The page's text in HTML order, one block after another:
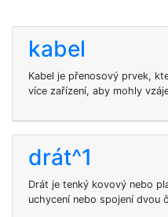
kabel
Kabel je přenosový prvek,
více zařízení, aby mohly
drát^1
Drát je tenký kovový nebo
uchycení nebo spojení dvou